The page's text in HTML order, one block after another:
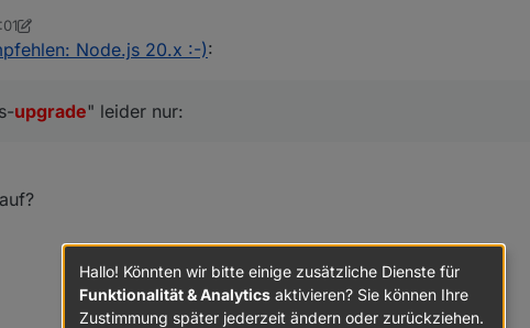
Node.js 20.x :-):
upgrade" leider nur:
Hallo! Könnten wir bitte einige zusätzliche Dienste für
Funktionalität & Analytics aktivieren? Sie können Ihre
Zustimmung später jederzeit ändern oder zurückziehen.